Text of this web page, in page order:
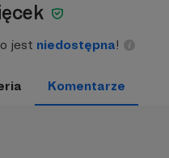
jest niedostępna!
Komentarze